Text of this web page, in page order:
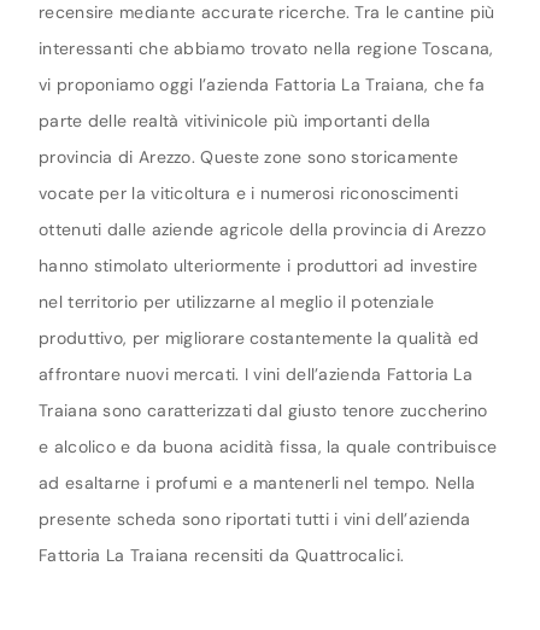
recensire mediante accurate ricerche. Tra le cantine più
interessanti che abbiamo trovato nella regione Toscana,
vi proponiamo oggi l’azienda Fattoria La Traiana, che fa
parte delle realtà vitivinicole più importanti della
provincia di Arezzo. Queste zone sono storicamente
vocate per la viticoltura e i numerosi riconoscimenti
ottenuti dalle aziende agricole della provincia di Arezzo
hanno stimolato ulteriormente i produttori ad investire
nel territorio per utilizzarne al meglio il potenziale
produttivo, per migliorare costantemente la qualità ed
affrontare nuovi mercati. I vini dell’azienda Fattoria La
Traiana sono caratterizzati dal giusto tenore zuccherino
e alcolico e da buona acidità fissa, la quale contribuisce
ad esaltarne i profumi e a mantenerli nel tempo. Nella
presente scheda sono riportati tutti i vini dell’azienda
Fattoria La Traiana recensiti da Quattrocalici.